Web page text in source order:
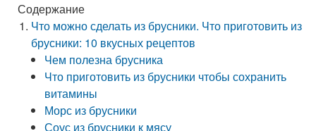
Содержание
Что можно сделать из брусники. Что приготовить из
брусники: 10 вкусных рецептов
Чем полезна брусника
Что приготовить из брусники чтобы сохранить
витамины
Морс из брусники
Соус из брусники к мясу